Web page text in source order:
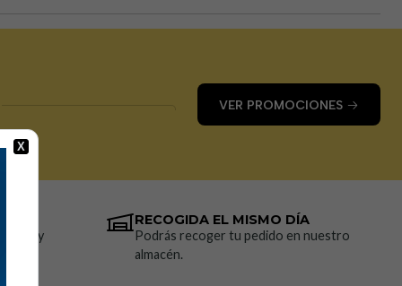
VER PROMOCIONES
y
RECOGIDA EL MISMO DÍA
Podrás recoger tu pedido en nuestro
almacén.
X